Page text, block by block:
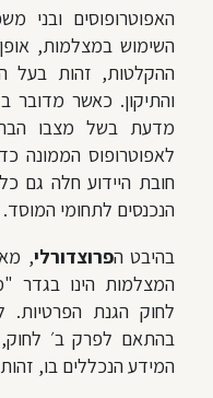
האפוטרופוסים ובני
השימוש במצלמות,
ההקלטות, זהות בעל
והתיקון. כאשר מדובר
מדעת בשל מצבו
לאפוטרופוס הממונה
חובת היידוע חלה גם
הנכנסים לתחומי המוסד.
בהיבט הפרוצדורלי,
לחוק הגנת הפרטיות.
בהתאם לפרק ב׳ לחוק,
המידע הנכללים בו,